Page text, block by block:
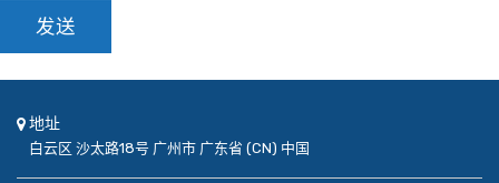
发送
地址
白云区 沙太路18号 广州市 广东省 (CN) 中国